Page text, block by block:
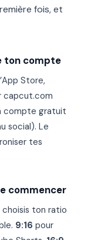
fois, et
ton compte
Store,
capcut.com
compte gratuit
social). Le
tes
commencer
choisis ton ratio
9:16 pour